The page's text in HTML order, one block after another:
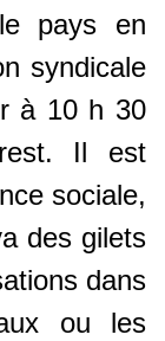
pays en
syndicale
à 10 h 30
Il est
sociale,
des gilets
dans
ou les